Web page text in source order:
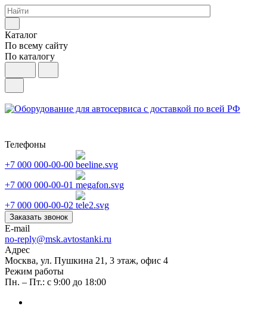
Каталог
По всему сайту
По каталогу
Телефоны
+7 000 000-00-00
+7 000 000-00-01
+7 000 000-00-02
Заказать звонок
E-mail
no-reply@msk.avtostanki.ru
Адрес
Москва, ул. Пушкина 21, 3 этаж, офис 4
Режим работы
Пн. – Пт.: с 9:00 до 18:00